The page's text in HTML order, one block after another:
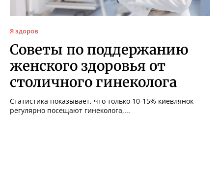
Я здоров
Советы по поддержанию
женского здоровья от
столичного гинеколога
Статистика показывает, что только 10-15% киевлянок
регулярно посещают гинеколога,...